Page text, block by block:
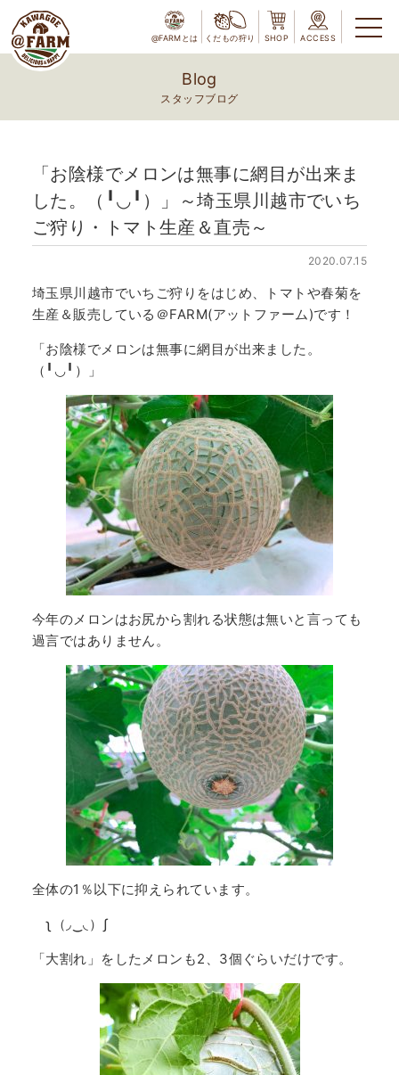
@FARMとは くだもの狩り SHOP ACCESS
Blog
スタッフブログ
「お陰様でメロンは無事に網目が出来ま
した。（╹◡╹）」～埼玉県川越市でいち
ご狩り・トマト生産＆直売～
2020.07.15
埼玉県川越市でいちご狩りをはじめ、トマトや春菊を
生産＆販売している＠FARM(アットファーム)です！
「お陰様でメロンは無事に網目が出来ました。
（╹◡╹）」
今年のメロンはお尻から割れる状態は無いと言っても
過言ではありません。
全体の1％以下に抑えられています。
ʅ（◞‿◟）ʃ
「大割れ」をしたメロンも2、3個ぐらいだけです。